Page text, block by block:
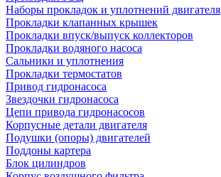
Наборы прокладок и уплотнений двигателя
Прокладки клапанных крышек
Прокладки впуск/выпуск коллекторов
Прокладки водяного насоса
Сальники и уплотнения
Прокладки термостатов
Привод гидронасоса
Звездочки гидронасоса
Цепи привода гидронасосов
Корпусные детали двигателя
Подушки (опоры) двигателей
Поддоны картера
Блок цилиндров